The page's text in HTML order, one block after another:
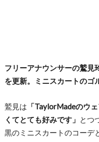
フリーアナウンサーの鷲見
を更新。ミニスカートのゴ
鷲見は 「TaylorMadeのウ
くてとても好みです」 とつ
黒のミニスカートのコーデ